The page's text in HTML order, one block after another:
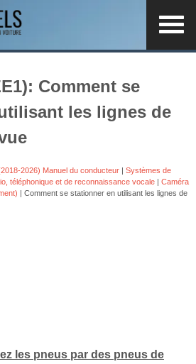
Comment se
les lignes de
2026) Manuel du conducteur | Systèmes de
téléphonique et de reconnaissance vocale | Caméra
| Comment se stationner en utilisant les lignes de
les pneus par des pneus de